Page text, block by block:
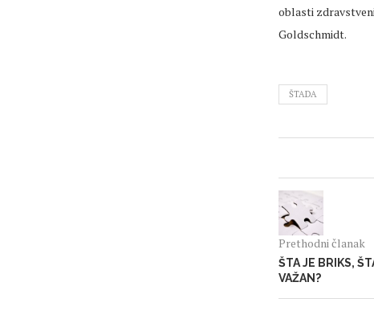
oblasti
Goldschmidt.
ŠTADA
Prethodni članak
ŠTA JE BRIKS,
VAŽAN?